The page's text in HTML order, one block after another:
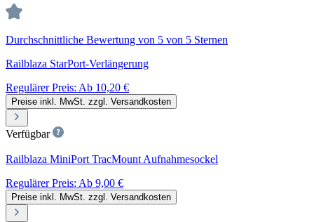
Durchschnittliche Bewertung von 5 von 5 Sternen
Railblaza StarPort-Verlängerung
Regulärer Preis: Ab 10,20 €
Preise inkl. MwSt. zzgl. Versandkosten
Verfügbar
Railblaza MiniPort TracMount Aufnahmesockel
Regulärer Preis: Ab 9,00 €
Preise inkl. MwSt. zzgl. Versandkosten